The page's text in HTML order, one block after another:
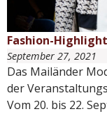
Fashion-
September 27, 2021
Das Mailänder
der
Vom 20. bis 22.